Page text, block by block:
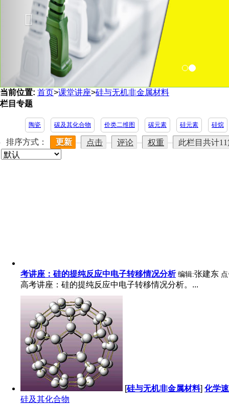
当前位置: 首页>课堂讲座>硅与无机非金属材料
栏目专题
陶瓷 碳及其化合物 价类二维图 碳元素 硅元素 硅烷
排序方式： 更新 点击 评论 权重 此栏目共计
考讲座：硅的提纯反应中电子转移情况分析 编辑:张建东
高考讲座：硅的提纯反应中电子转移情况分析。...
[硅与无机非金属材料] 化学
硅及其化合物